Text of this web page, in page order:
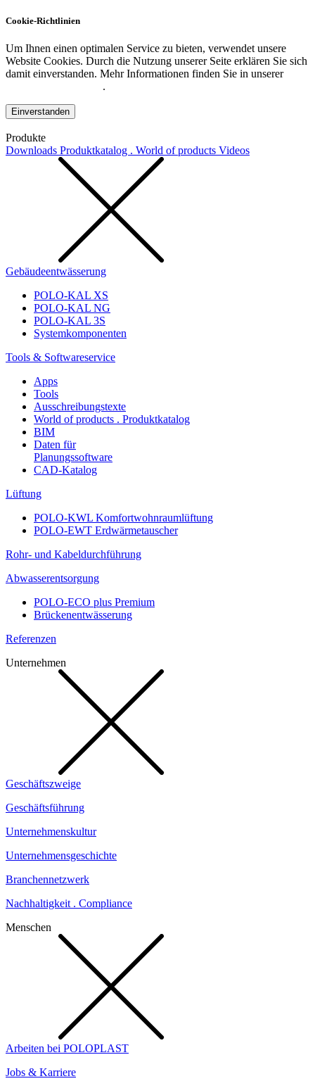
Cookie-Richtlinien
Um Ihnen einen optimalen Service zu bieten, verwendet unsere
Website Cookies. Durch die Nutzung unserer Seite erklären Sie sich
damit einverstanden. Mehr Informationen finden Sie in unserer
.
Einverstanden
Produkte
Downloads Produktkatalog . World of products Videos
Gebäudeentwässerung
POLO-KAL XS
POLO-KAL NG
POLO-KAL 3S
Systemkomponenten
Tools & Softwareservice
Apps
Tools
Ausschreibungstexte
World of products . Produktkatalog
BIM
Daten für
Planungssoftware
CAD-Katalog
Lüftung
POLO-KWL Komfortwohnraumlüftung
POLO-EWT Erdwärmetauscher
Rohr- und Kabeldurchführung
Abwasserentsorgung
POLO-ECO plus Premium
Brückenentwässerung
Referenzen
Unternehmen
Geschäftszweige
Geschäftsführung
Unternehmenskultur
Unternehmensgeschichte
Branchennetzwerk
Nachhaltigkeit . Compliance
Menschen
Arbeiten bei POLOPLAST
Jobs & Karriere